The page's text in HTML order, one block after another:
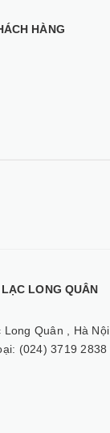
HÀNG
LẠC LONG QUÂN
Long Quân , Hà Nội
(024) 3719 2838